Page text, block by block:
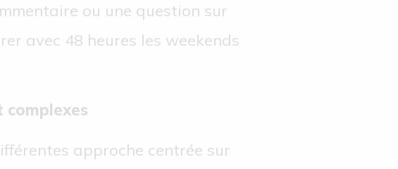
ou une question sur
avec 48 heures les weekends
complexes
approche centrée sur